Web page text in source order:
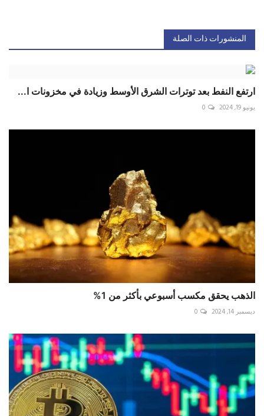
المنشورات ذات الصلة
ارتفع النفط بعد توترات الشرق الأوسط وزيادة في مخزونات ا...
يونيو 19, 2024 0
الذهب يحقق مكسب أسبوعي بأكثر من 1%
ديسمبر 14, 2024 0